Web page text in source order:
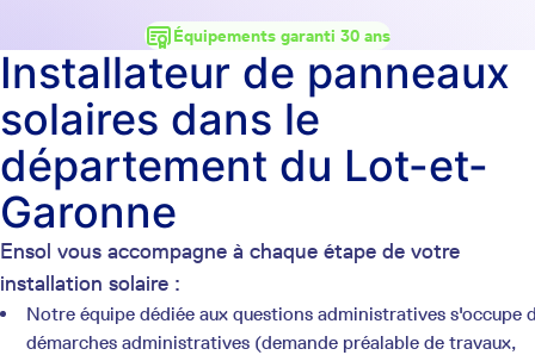
Équipements garanti 30 ans
Ensol vous accompagne à chaque étape de votre
installation solaire :
Notre équipe dédiée aux questions administratives s'occupe
démarches administratives (demande préalable de travaux,
Installateur de panneaux
solaires dans le
département du Lot-et-
Garonne